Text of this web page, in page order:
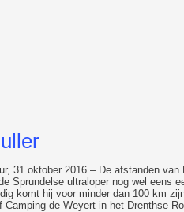
31 oktober 2016 – De afstanden van
Sprundelse ultraloper nog wel eens
komt hij voor minder dan 100 km
Camping de Weyert in het Drenthse